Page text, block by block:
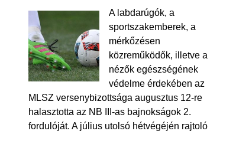
A labdarúgók, a
sportszakemberek, a
mérkőzésen
közreműködők, illetve a
nézők egészségének
védelme érdekében az
MLSZ versenybizottsága augusztus 12-re
halasztotta az NB III-as bajnokságok 2.
fordulóját. A július utolsó hétvégéjén rajtoló